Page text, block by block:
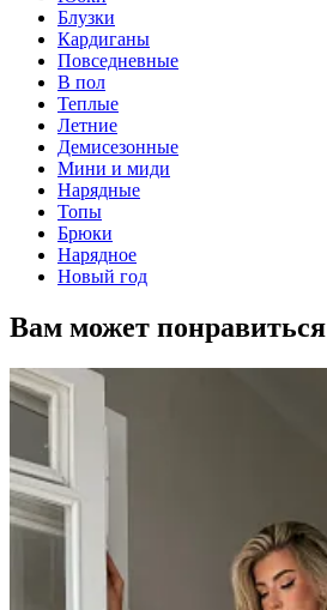
Блузки
Кардиганы
Повседневные
В пол
Теплые
Летние
Демисезонные
Мини и миди
Нарядные
Топы
Брюки
Нарядное
Новый год
Вам может понравиться